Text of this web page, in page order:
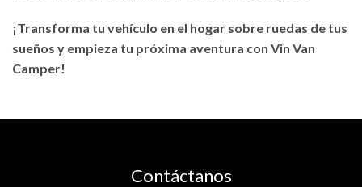
¡Transforma tu vehículo en el hogar sobre ruedas de tus
sueños y empieza tu próxima aventura con Vin Van
Camper!
Contáctanos